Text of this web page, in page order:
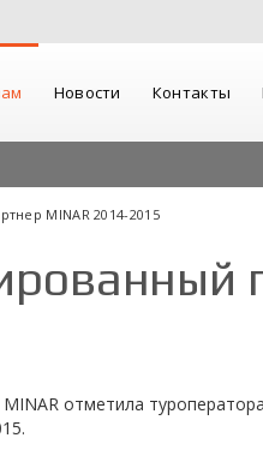
Новости Контакты
MINAR 2014-2015
отметила